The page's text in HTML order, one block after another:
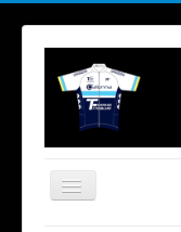
Toggle
Navigation